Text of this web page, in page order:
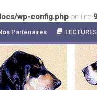
wp-config.php on line
Partenaires LECTURES